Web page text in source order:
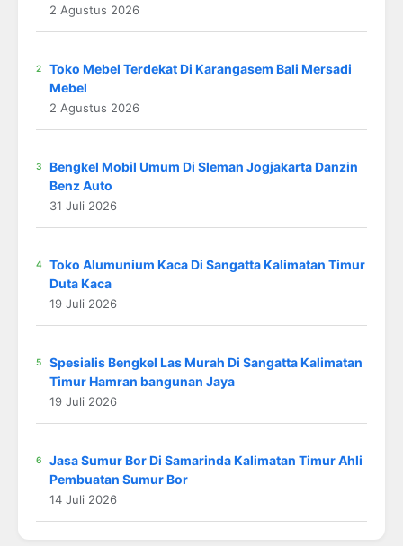
2 Agustus 2026
Toko Mebel Terdekat Di Karangasem Bali Mersadi
Mebel
2 Agustus 2026
Bengkel Mobil Umum Di Sleman Jogjakarta Danzin
Benz Auto
31 Juli 2026
Toko Alumunium Kaca Di Sangatta Kalimatan Timur
Duta Kaca
19 Juli 2026
Spesialis Bengkel Las Murah Di Sangatta Kalimatan
Timur Hamran bangunan Jaya
19 Juli 2026
Jasa Sumur Bor Di Samarinda Kalimatan Timur Ahli
Pembuatan Sumur Bor
14 Juli 2026